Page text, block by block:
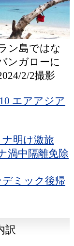
ン島ではな
ンガローに
2/2撮影
エアアジア
明け激旅
渦中隔離免除
ミック後帰
訳